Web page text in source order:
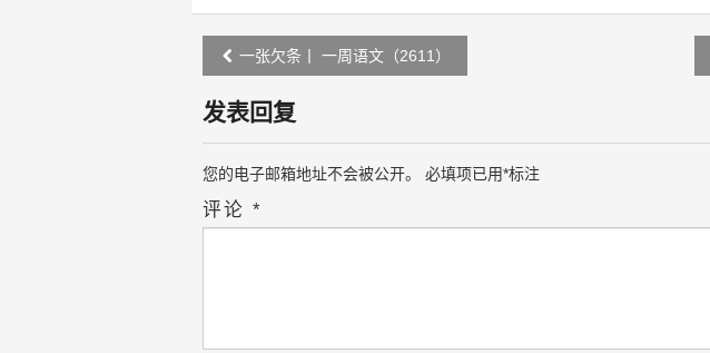
Post
navigation
一张欠条丨 一周语文（2611）
发表回复
您的电子邮箱地址不会被公开。 必填项已用*标注
评论 *